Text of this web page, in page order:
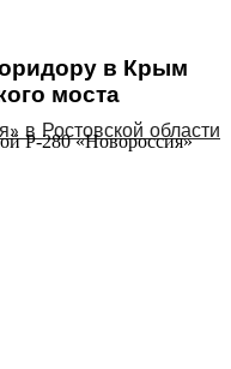
в Ростовской области
в Крым
моста
Р-280 «Новороссия»